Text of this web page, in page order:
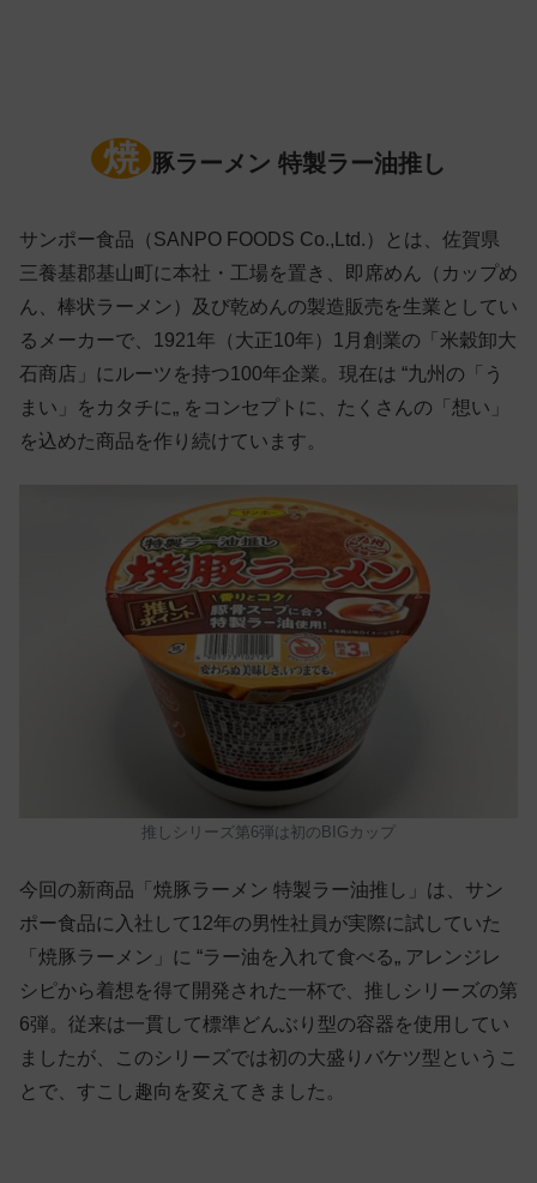
焼 豚ラーメン 特製ラー油推し
サンポー食品（SANPO FOODS Co.,Ltd.）とは、佐賀県
三養基郡基山町に本社・工場を置き、即席めん（カップめ
ん、棒状ラーメン）及び乾めんの製造販売を生業としてい
るメーカーで、1921年（大正10年）1月創業の「米穀卸大
石商店」にルーツを持つ100年企業。現在は “九州の「う
まい」をカタチに„ をコンセプトに、たくさんの「想い」
を込めた商品を作り続けています。
推しシリーズ第6弾は初のBIGカップ
今回の新商品「焼豚ラーメン 特製ラー油推し」は、サン
ポー食品に入社して12年の男性社員が実際に試していた
「焼豚ラーメン」に “ラー油を入れて食べる„ アレンジレ
シピから着想を得て開発された一杯で、推しシリーズの第
6弾。従来は一貫して標準どんぶり型の容器を使用してい
ましたが、このシリーズでは初の大盛りバケツ型というこ
とで、すこし趣向を変えてきました。